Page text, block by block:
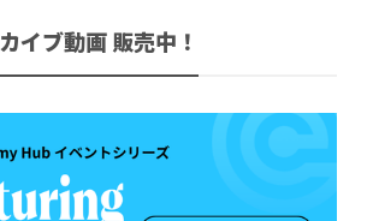
イブ動画 販売中！